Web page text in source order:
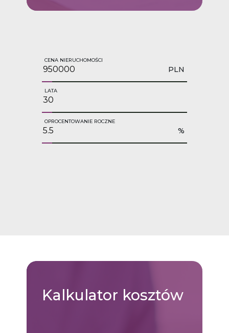
CENA NIERUCHOMOŚCI
PLN
LATA
OPROCENTOWANIE ROCZNE
%
Kalkulator kosztów